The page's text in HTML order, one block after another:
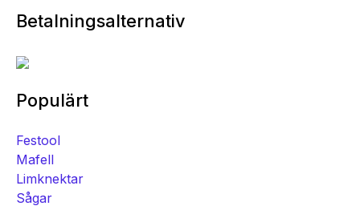
Betalningsalternativ
Populärt
Festool
Mafell
Limknektar
Sågar